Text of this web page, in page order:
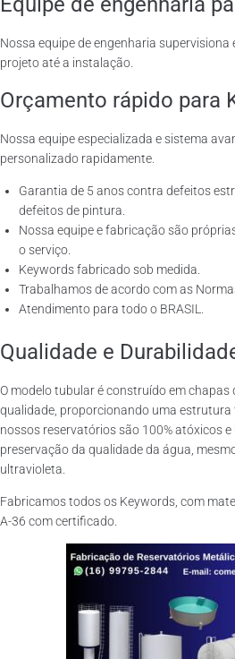
Nossa equipe de engenharia supervisiona
projeto até a instalação.
Orçamento rápido para
Nossa equipe especializada e sistema
personalizado rapidamente.
Garantia de 5 anos contra defeitos
defeitos de pintura.
Nossa equipe e fabricação são
o serviço.
Keywords fabricado sob medida.
Trabalhamos de acordo com as
Atendimento para todo o BRASIL.
Qualidade e
O modelo tubular é construído em chapas
qualidade, proporcionando uma estrutura
nossos reservatórios são 100% atóxicos
preservação da qualidade da água,
ultravioleta.
Fabricamos todos os Keywords, com
A-36 com certificado.